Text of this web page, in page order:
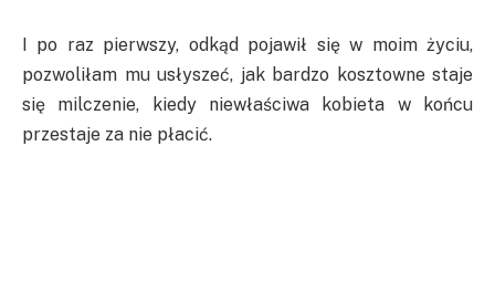
I po raz pierwszy, odkąd pojawił się w moim życiu,
pozwoliłam mu usłyszeć, jak bardzo kosztowne staje
się milczenie, kiedy niewłaściwa kobieta w końcu
przestaje za nie płacić.